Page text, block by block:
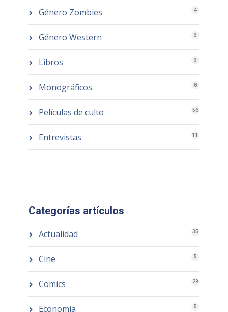
Género Zombies 4
Género Western 3
Libros 3
Monográficos 8
Películas de culto 56
Entrevistas 11
Categorías artículos
Actualidad 35
Cine 5
Comics 29
Economía 5